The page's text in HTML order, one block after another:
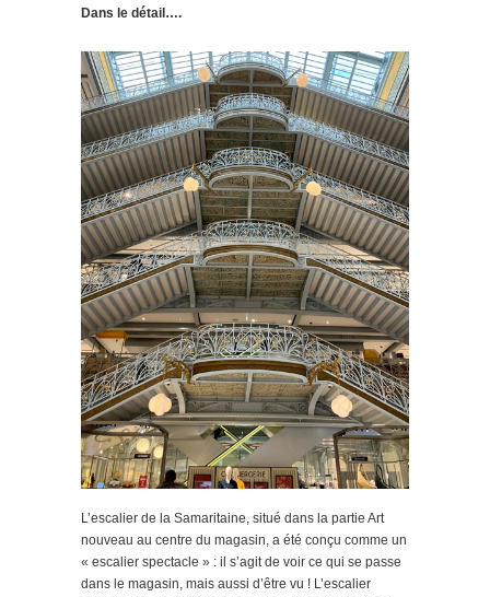
Dans le détail….
L’escalier de la Samaritaine, situé dans la partie Art
nouveau au centre du magasin, a été conçu comme un
« escalier spectacle » : il s’agit de voir ce qui se passe
dans le magasin, mais aussi d’être vu ! L’escalier